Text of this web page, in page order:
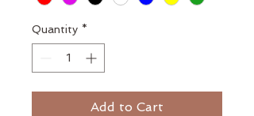
Quantity *
Add to Cart